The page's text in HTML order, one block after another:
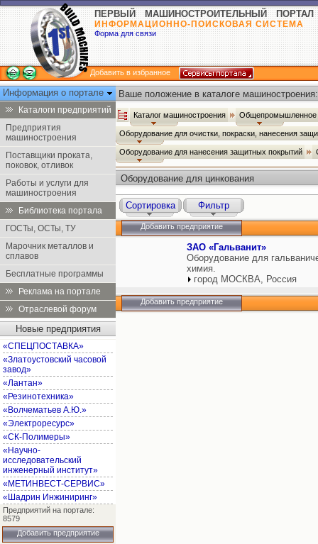
ПЕРВЫЙ МАШИНОСТРОИТЕЛЬНЫЙ ПОРТАЛ
ИНФОРМАЦИОННО-ПОИСКОВАЯ СИСТЕМА
Форма для связи
Добавить в избранное
Информация о портале
Каталоги предприятий
Предприятия
машиностроения
Поставщики проката,
поковок, отливок
Работы и услуги для
машиностроения
Библиотека портала
ГОСТы, ОСТы, ТУ
Марочник металлов и
сплавов
Бесплатные программы
Реклама на портале
Отраслевой форум
Новые предприятия
«СПЕЦПОСТАВКА»
«Златоустовский часовой
завод»
«Лантан»
«Резинотехника»
«Волчематьев А.Ю.»
«Электроресурс»
«СК-Полимеры»
«Научно-
исследовательский
инженерный институт»
«МЕТИНВЕСТ-СЕРВИС»
«Шадрин Инжиниринг»
Предприятий на портале:
8579
Добавить предприятие
Ваше положение в каталоге машиностроения:
Каталог машиностроения Общепромышленное
Оборудование для очистки, покраски, нанесения
Оборудование для нанесения защитных покрытий
Оборудование для цинкования
Сортировка Фильтр
Добавить предприятие
ЗАО «Гальванит»
Оборудование для
химия.
город МОСКВА, Россия
Добавить предприятие